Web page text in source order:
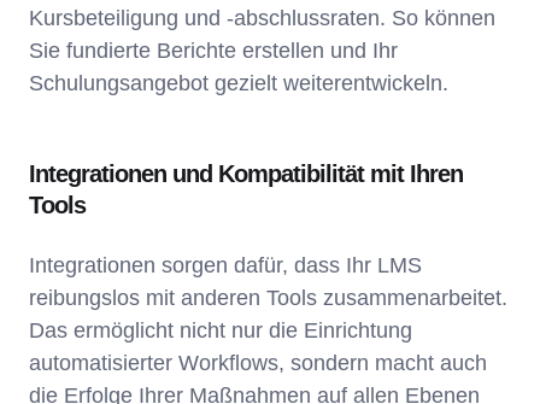
Kursbeteiligung und -abschlussraten. So können
Sie fundierte Berichte erstellen und Ihr
Schulungsangebot gezielt weiterentwickeln.
Integrationen und Kompatibilität mit Ihren
Tools
Integrationen sorgen dafür, dass Ihr LMS
reibungslos mit anderen Tools zusammenarbeitet.
Das ermöglicht nicht nur die Einrichtung
automatisierter Workflows, sondern macht auch
die Erfolge Ihrer Maßnahmen auf allen Ebenen